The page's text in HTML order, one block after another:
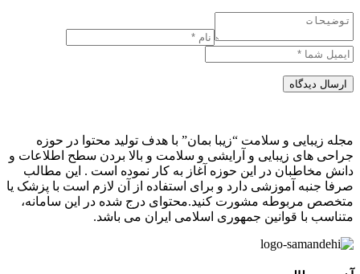
ارسال دیدگاه
مجله زیبایی و سلامت “زیبا بمان” با هدف تولید محتوا در حوزه
جراحی های زیبایی و آرایشی و سلامت و بالا بردن سطح اطلاعات و
دانش مخاطبان در این حوزه آغاز به کار نموده است . این مطالب
صرفا جنبه آموزشی دارد و برای استفاده از آن لازم است با پزشک یا
متخصص مربوطه مشورت کنید.محتوای درج شده در این سامانه،
متناسب با قوانین جمهوری اسلامی ایران می باشد.